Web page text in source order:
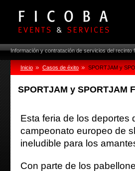
Información y contratación de servicios del recinto
Inicio Casos de éxito SPORTJAM y
SPORTJAM y SPORTJAM
Esta feria de los deportes
campeonato europeo de
ineludible para los
Con parte de los